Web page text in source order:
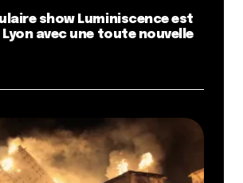
show Luminiscence est
avec une toute nouvelle